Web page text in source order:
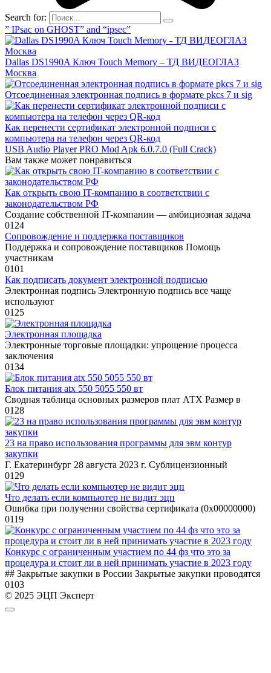
Search for:
” IPsac on GHOST” and “ipsec”
Dallas DS1990A Ключ Touch Memory – ТД ВИДЕОГЛАЗ
Москва
Отсоединенная электронная подпись в формате pkcs 7 и sig
Как перенести сертификат электронной подписи с
компьютера на телефон через QR-код
USB Audio Player PRO Mod Apk 6.0.7.0 (Full Crack)
Вам также может понравиться
Как открыть свою IT-компанию в соответствии с
законодательством РФ
Создание собственной IT-компании — амбициозная задача
0124
Сопровождение и поддержка поставщиков
Поддержка и сопровождение поставщиков Помощь
участникам
0101
Как подписать документ электронной подписью
Электронная подпись Электронную подпись все чаще
используют
0125
Электронная площадка
Электронные торговые площадки: упрощение процесса
заключения
0134
Блок питания atx 550 5055 550 вт
Сводная таблица основных размеров плат АТХ Размер в
0128
23 на право использования программы для эвм контур
закупки
Г. Екатеринбург 28 августа 2023 г. Сублицензионный
0129
Что делать если компьютер не видит эцп
Ошибка при получении свойства сертификата (0x00000000)
0119
Конкурс с ограниченным участием по 44 фз что это за
процедура и стоит ли в ней принимать участие в 2023 году
## Закрытые закупки в России Закрытые закупки проводятся
0103
© 2025 ЭЦП Эксперт